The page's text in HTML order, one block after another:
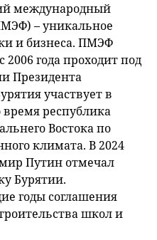
международный
– уникальное
и бизнеса. ПМЭФ
2006 года проходит под
Президента
участвует в
время республика
Востока по
климата. В 2024
Путин отмечал
Бурятии.
годы соглашения
школ и